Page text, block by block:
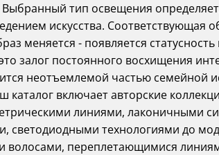
Выбранный тип освещения
искусства. Соответствующая
меняется - появляется
залог постоянного восхищения
неотъемлемой частью семейной
каталог включает авторские
линиями, лаконичными
светодиодными технологиями до
волосами, переплетающимися